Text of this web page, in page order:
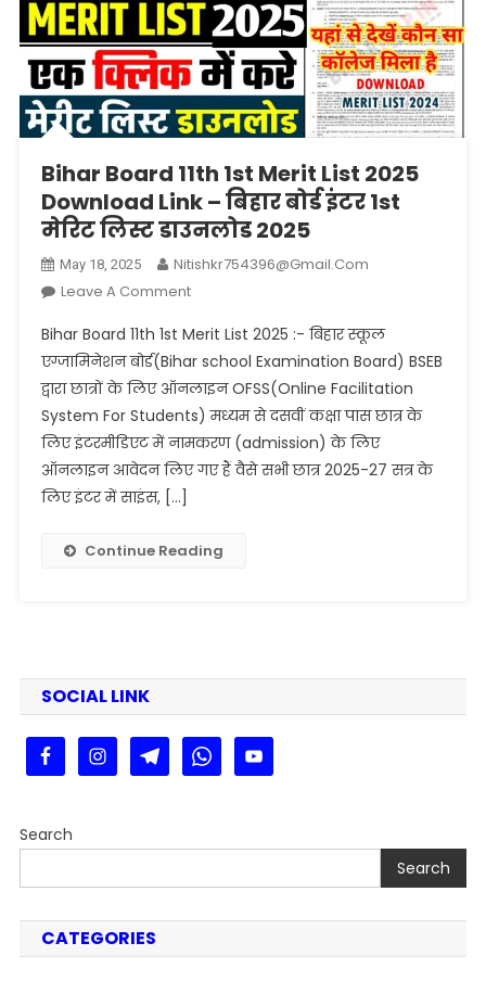
Bihar Board 11th 1st Merit List 2025
Download Link – बिहार बोर्ड इंटर 1st
मेरिट लिस्ट डाउनलोड 2025
May 18, 2025
Nitishkr754396@gmail.com
Leave A CommentOn
Board
11th
1st
Merit
List
2025
बिहार
डाउनलोड
2025
Bihar Board 11th 1st Merit List 2025 :- बिहार स्कूल
एग्जामिनेशन बोर्ड(Bihar school Examination Board) BSEB
द्वारा छात्रों के लिए ऑनलाइन OFSS(Online Facilitation
System For Students) मध्यम से दसवीं कक्षा पास छात्र के
लिए इंटरमीडिएट में नामकरण (admission) के लिए
ऑनलाइन आवेदन लिए गए हैं वैसे सभी छात्र 2025-27 सत्र के
लिए इंटर में साइंस, […]
Continue Reading
SOCIAL LINK
Search
Search
CATEGORIES